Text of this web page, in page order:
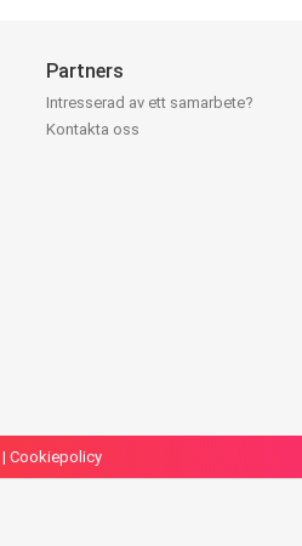
Partners
Intresserad av ett samarbete?
Kontakta oss
| Cookiepolicy